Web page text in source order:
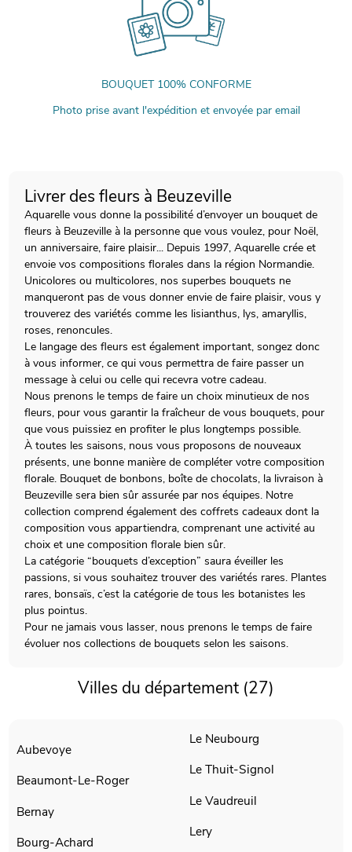
BOUQUET 100% CONFORME
Photo prise avant l'expédition et envoyée par email
Livrer des fleurs à Beuzeville
Aquarelle vous donne la possibilité d’envoyer un bouquet de
fleurs à Beuzeville à la personne que vous voulez, pour Noël,
un anniversaire, faire plaisir... Depuis 1997, Aquarelle crée et
envoie vos compositions florales dans la région Normandie.
Unicolores ou multicolores, nos superbes bouquets ne
manqueront pas de vous donner envie de faire plaisir, vous y
trouverez des variétés comme les lisianthus, lys, amaryllis,
roses, renoncules.
Le langage des fleurs est également important, songez donc
à vous informer, ce qui vous permettra de faire passer un
message à celui ou celle qui recevra votre cadeau.
Nous prenons le temps de faire un choix minutieux de nos
fleurs, pour vous garantir la fraîcheur de vous bouquets, pour
que vous puissiez en profiter le plus longtemps possible.
À toutes les saisons, nous vous proposons de nouveaux
présents, une bonne manière de compléter votre composition
florale. Bouquet de bonbons, boîte de chocolats, la livraison à
Beuzeville sera bien sûr assurée par nos équipes. Notre
collection comprend également des coffrets cadeaux dont la
composition vous appartiendra, comprenant une activité au
choix et une composition florale bien sûr.
La catégorie “bouquets d’exception” saura éveiller les
passions, si vous souhaitez trouver des variétés rares. Plantes
rares, bonsaïs, c’est la catégorie de tous les botanistes les
plus pointus.
Pour ne jamais vous lasser, nous prenons le temps de faire
évoluer nos collections de bouquets selon les saisons.
Villes du département (27)
Aubevoye
Beaumont-Le-Roger
Bernay
Bourg-Achard
Le Neubourg
Le Thuit-Signol
Le Vaudreuil
Lery